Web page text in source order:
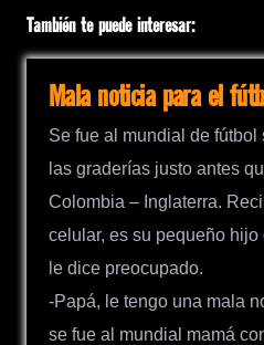
También te puede interesar:
Mala noticia para el
Se fue al mundial de fútbol
las graderías justo antes
Colombia – Inglaterra.
celular, es su pequeño
le dice preocupado.
-Papá, le tengo una mala
se fue al mundial mamá